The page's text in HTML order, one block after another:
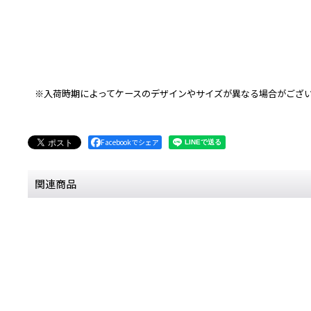
※入荷時期によってケースのデザインやサイズが異なる場合がござ
Facebookでシェア
関連商品